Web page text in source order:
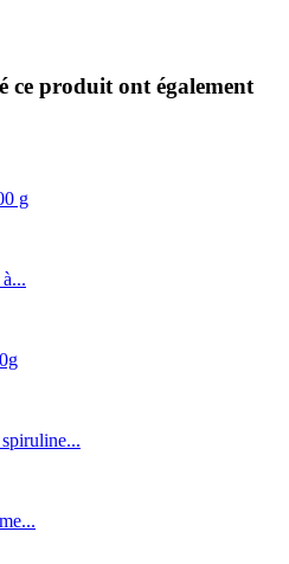
ce produit ont également
g